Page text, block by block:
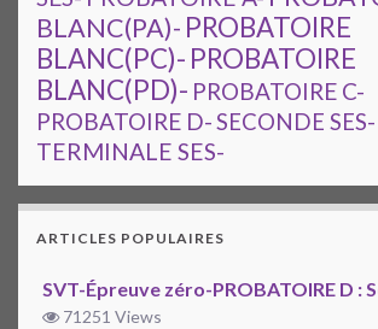
BLANC(PA)- PROBATOIRE
BLANC(PC)- PROBATOIRE
BLANC(PD)- PROBATOIRE C-
PROBATOIRE D-SECONDE SES-
TERMINALE SES-
ARTICLES POPULAIRES
SVT-Épreuve zéro-PROBATOIRE D :
71251 Views